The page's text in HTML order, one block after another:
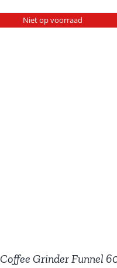
Niet op voorraad
Grinder Funnel